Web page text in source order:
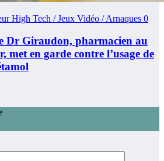
High Tech / Jeux Vidéo / Arnaques 0
Dr Giraudon, pharmacien au
met en garde contre l’usage de